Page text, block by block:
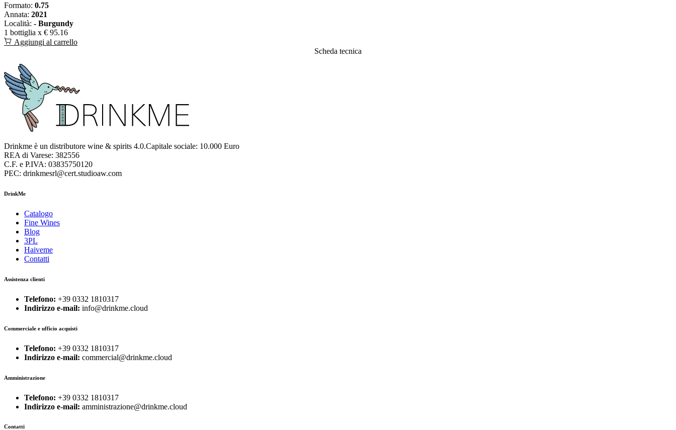
Formato: 0.75
Annata: 2021
Località: - Burgundy
1 bottiglia x € 95.16
Aggiungi al carrello
Scheda tecnica
Drinkme è un distributore wine & spirits 4.0.Capitale sociale: 10.000 Euro
REA di Varese: 382556
C.F. e P.IVA: 03835750120
PEC: drinkmesrl@cert.studioaw.com
DrinkMe
Catalogo
Fine Wines
Blog
3PL
Haiveme
Contatti
Assistenza clienti
Telefono: +39 0332 1810317
Indirizzo e-mail: info@drinkme.cloud
Commerciale e ufficio acquisti
Telefono: +39 0332 1810317
Indirizzo e-mail: commercial@drinkme.cloud
Amministrazione
Telefono: +39 0332 1810317
Indirizzo e-mail: amministrazione@drinkme.cloud
Contatti